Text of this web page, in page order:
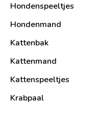
Hondenspeeltjes
Hondenmand
Kattenbak
Kattenmand
Kattenspeeltjes
Krabpaal​